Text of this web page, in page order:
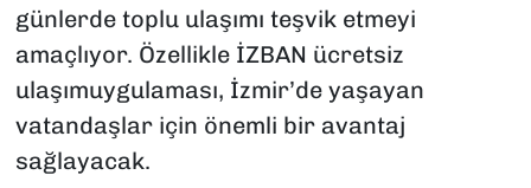
günlerde toplu ulaşımı teşvik etmeyi
amaçlıyor. Özellikle İZBAN ücretsiz
ulaşımuygulaması, İzmir’de yaşayan
vatandaşlar için önemli bir avantaj
sağlayacak.